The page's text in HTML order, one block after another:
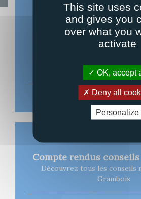
Calendrier des évènements
Voir l'agenda
Compte rendus
Découvrez tous les conseils
Grambois
This site uses
and gives you
over what you
activate
OK, accept
Deny all
Personalize